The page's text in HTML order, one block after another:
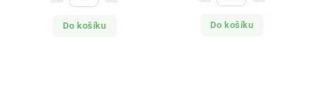
Do košíku Do košíku